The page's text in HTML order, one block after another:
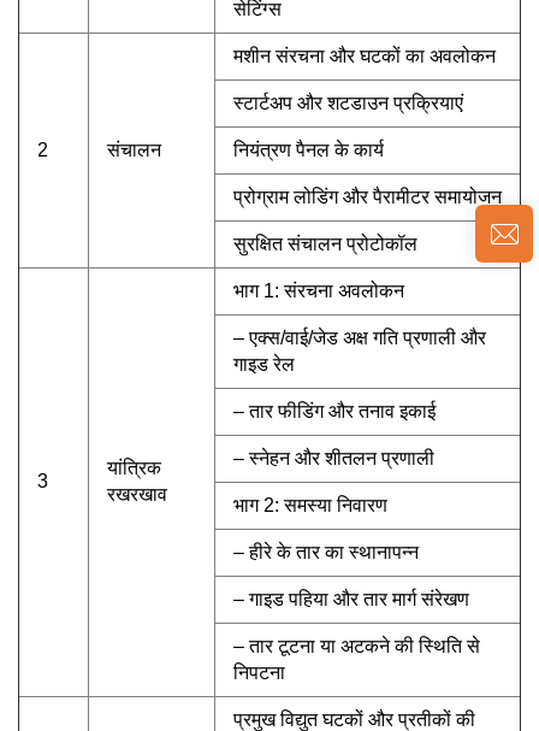
सेटिंग्स
2 संचालन
मशीन संरचना और घटकों का अवलोकन
स्टार्टअप और शटडाउन प्रक्रियाएं
नियंत्रण पैनल के कार्य
प्रोग्राम लोडिंग और पैरामीटर समायोजन
सुरक्षित संचालन प्रोटोकॉल
3
यांत्रिक
रखरखाव
भाग 1: संरचना अवलोकन
– एक्स/वाई/जेड अक्ष गति प्रणाली और
गाइड रेल
– तार फीडिंग और तनाव इकाई
– स्नेहन और शीतलन प्रणाली
भाग 2: समस्या निवारण
– हीरे के तार का स्थानापन्न
– गाइड पहिया और तार मार्ग संरेखण
– तार टूटना या अटकने की स्थिति से
निपटना
प्रमुख विद्युत घटकों और प्रतीकों की